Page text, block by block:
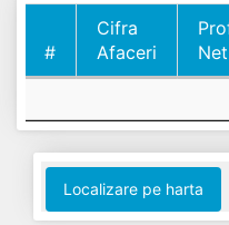
#
Cifra
Afaceri
Net
Afaceri
Net
Localizare pe harta